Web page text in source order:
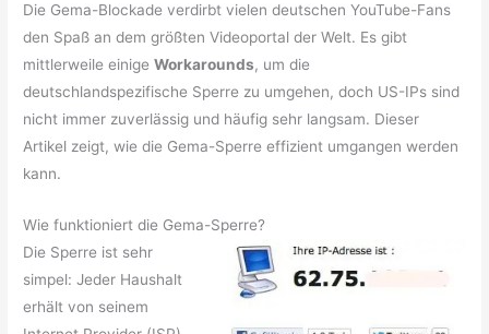
Die Gema-Blockade verdirbt vielen deutschen YouTube-Fans
den Spaß an dem größten Videoportal der Welt. Es gibt
mittlerweile einigeWorkarounds, um die
deutschlandspezifische Sperre zu umgehen, doch US-IPs sind
nicht immer zuverlässig und häufig sehr langsam. Dieser
Artikel zeigt, wie die Gema-Sperre effizient umgangen werden
kann.
Wie funktioniert die Gema-Sperre?
Die Sperre ist sehr
simpel: Jeder Haushalt
erhält von seinem